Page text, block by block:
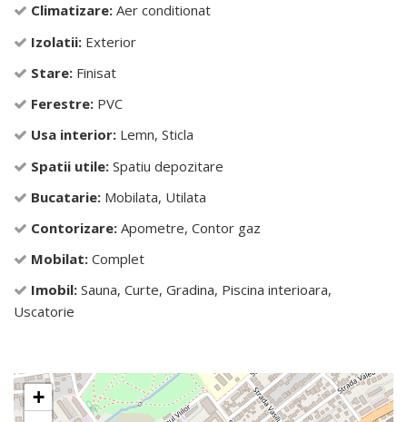
Climatizare: Aer conditionat
Izolatii: Exterior
Stare: Finisat
Ferestre: PVC
Usa interior: Lemn, Sticla
Spatii utile: Spatiu depozitare
Bucatarie: Mobilata, Utilata
Contorizare: Apometre, Contor gaz
Mobilat: Complet
Imobil: Sauna, Curte, Gradina, Piscina interioara,
Uscatorie
+